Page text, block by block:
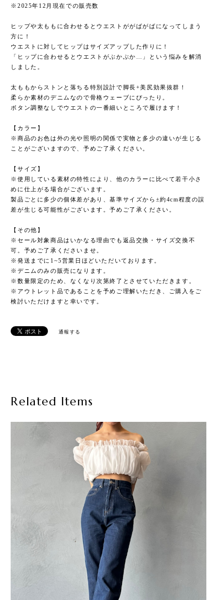
※2025年12月現在での販売数
ヒップや太ももに合わせるとウエストががばがばになってしまう
方に！
ウエストに対してヒップはサイズアップした作りに！
「ヒップに合わせるとウエストがぶかぶか…」という悩みを解消
しました。
太ももからストンと落ちる特別設計で脚長+美尻効果抜群！
柔らか素材のデニムなので骨格ウェーブにぴったり。
ボタン調整なしでウエストの一番細いところで履けます！
【カラー】
※商品のお色は外の光や照明の関係で実物と多少の違いが生じる
ことがございますので、予めご了承ください。
【サイズ】
※使用している素材の特性により、他のカラーに比べて若干小さ
めに仕上がる場合がございます。
製品ごとに多少の個体差があり、基準サイズから±約4cm程度の誤
差が生じる可能性がございます。予めご了承ください。
【その他】
※セール対象商品はいかなる理由でも返品交換・サイズ交換不
可。予めご了承くださいませ。
※発送までに1~5営業日ほどいただいております。
※デニムのみの販売になります。
※数量限定のため、なくなり次第終了とさせていただきます。
※アウトレット品であることを予めご理解いただき、ご購入をご
検討いただけますと幸いです。
通報する
Related Items